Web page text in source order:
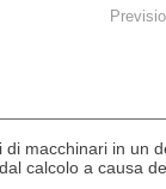
macchinari in un
calcolo a causa